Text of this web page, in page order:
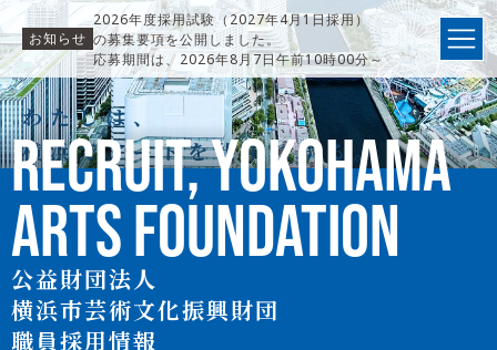
お知らせ
2026年度採用試験（2027年4月1日採用）
の募集要項を公開しました。
応募期間は、2026年8月7日午前10時00分～
31日午前9時59分までです。
RECRUIT,YOKOHAMA
ARTS FOUNDATION
公益財団法人
横浜市芸術文化振興財団
職員採用情報
わたしは、
横浜でアートを仕事にする。